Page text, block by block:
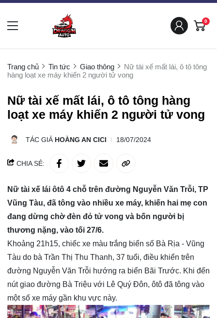
0
Trang chủ Tin tức Giao thông
Nữ tài xế mất lái, ô tô tông
hàng loạt xe máy khiến 2 người tử vong
Nữ tài xế mất lái, ô tô tông hàng
loạt xe máy khiến 2 người tử vong
TÁC GIẢ HOÀNG AN CICI 18/07/2024
CHIA SẺ:
Nữ tài xế lái ôtô 4 chỗ trên đường Nguyễn Văn Trỗi, TP
Vũng Tàu, đã tông vào nhiều xe máy, khiến hai mẹ con
đang dừng chờ đèn đỏ tử vong và bốn người bị
thương nặng, vào tối 27/6.
Khoảng 21h15, chiếc xe màu trắng biển số Bà Rịa - Vũng
Tàu do bà Trần Thị Thu Thanh, 37 tuổi, điều khiển trên
đường Nguyễn Văn Trỗi hướng ra biển Bãi Trước. Khi đến
nút giao đường Bà Triệu với Lê Quý Đôn, ôtô đã tông vào
một số xe máy gần khu vực này.